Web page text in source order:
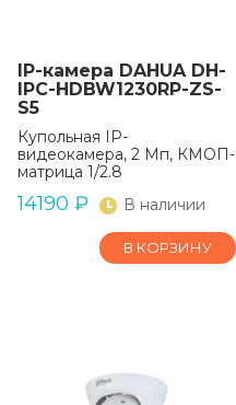
IP-камера DAHUA DH-
IPC-HDBW1230RP-ZS-
S5
Купольная IP-
видеокамера, 2 Мп, КМОП-
матрица 1/2.8
14190 ₽ В наличии
В КОРЗИНУ